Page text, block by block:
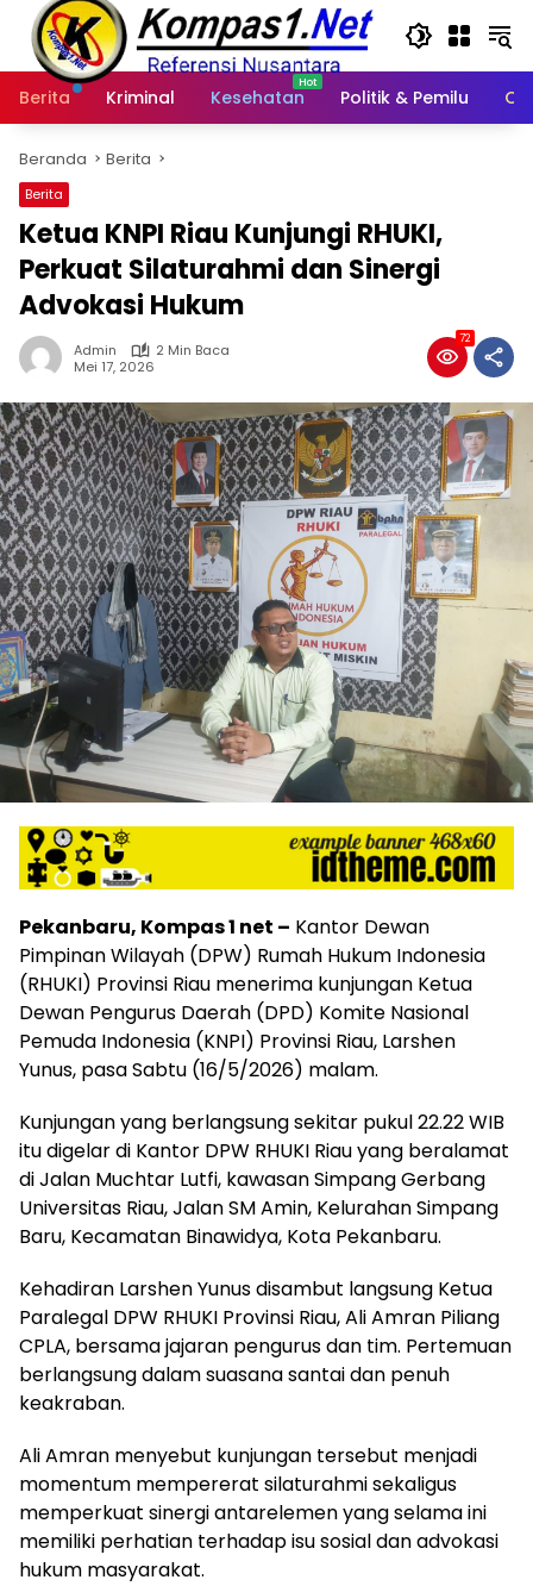
Langsung
konten
Berita
Kriminal Kesehatan Politik & Pemilu
Beranda Berita
Berita
Ketua KNPI Riau Kunjungi RHUKI,
Perkuat Silaturahmi dan Sinergi
Advokasi Hukum
Admin
2 Min Baca
Mei 17, 2026
72
Pekanbaru, Kompas 1 net – Kantor Dewan
Pimpinan Wilayah (DPW) Rumah Hukum Indonesia
(RHUKI) Provinsi Riau menerima kunjungan Ketua
Dewan Pengurus Daerah (DPD) Komite Nasional
Pemuda Indonesia (KNPI) Provinsi Riau, Larshen
Yunus, pasa Sabtu (16/5/2026) malam.
Kunjungan yang berlangsung sekitar pukul 22.22 WIB
itu digelar di Kantor DPW RHUKI Riau yang beralamat
di Jalan Muchtar Lutfi, kawasan Simpang Gerbang
Universitas Riau, Jalan SM Amin, Kelurahan Simpang
Baru, Kecamatan Binawidya, Kota Pekanbaru.
Kehadiran Larshen Yunus disambut langsung Ketua
Paralegal DPW RHUKI Provinsi Riau, Ali Amran Piliang
CPLA, bersama jajaran pengurus dan tim. Pertemuan
berlangsung dalam suasana santai dan penuh
keakraban.
Ali Amran menyebut kunjungan tersebut menjadi
momentum mempererat silaturahmi sekaligus
memperkuat sinergi antarelemen yang selama ini
memiliki perhatian terhadap isu sosial dan advokasi
hukum masyarakat.